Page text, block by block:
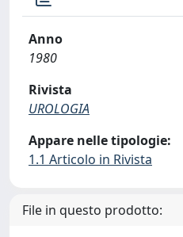
Anno
1980
Rivista
UROLOGIA
Appare nelle tipologie:
1.1 Articolo in Rivista
File in questo prodotto: